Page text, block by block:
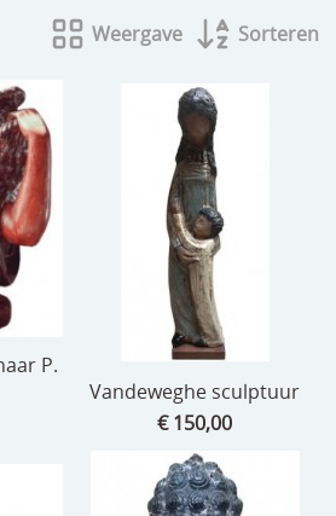
merken
Weergave Sorteren
P.
Vandeweghe sculptuur
€ 150,00